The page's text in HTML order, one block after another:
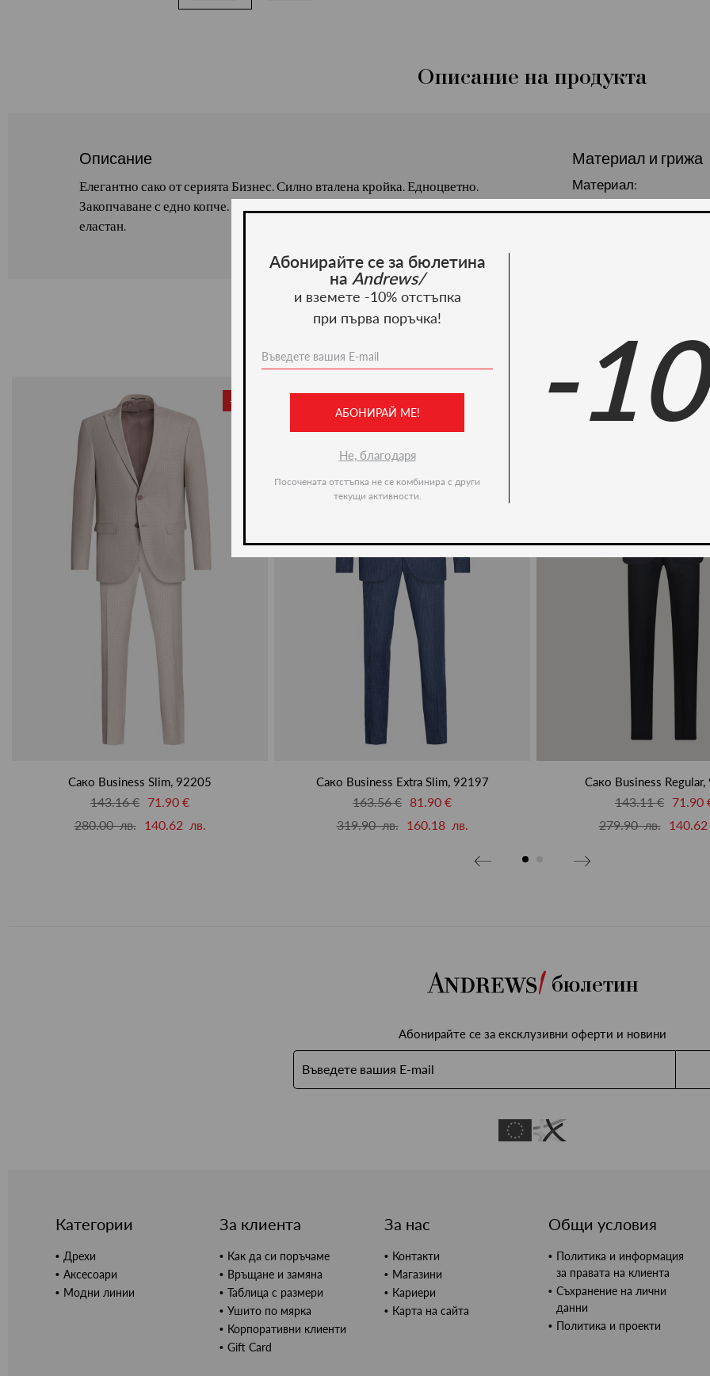
Описание на продукта
Описание
Елегантно сако от серията Бизнес. Силно вталена кройка. Едноцветно.
Закопчаване с едно копче. Състав : 86% Полиестер, 10 % вискоза, 4%
еластан.
Материал и грижа
Материал:
Ние препоръчваме
-50%
Сако Business Slim, 92205
143.16 € 71.90 €
280.00 лв.
140.62 лв.
Сако Business Extra Slim, 92197
163.56 € 81.90 €
319.90 лв.
160.18 лв.
Сако Business
143.11 € 71.90
279.90 лв.
140.62
бюлетин
Абонирайте се за ексклузивни оферти и новини
Категории
Дрехи
Аксесоари
Модни линии
За клиента
Как да си поръчаме
Връщане и замяна
Таблица с размери
Ушито по мярка
Корпоративни клиенти
Gift Card
За нас
Контакти
Магазини
Кариери
Карта на сайта
Общи условия
Политика и информация
за правата на клиента
Съхранение на лични
данни
Политика и проекти
Абонирайте се за бюлетина
на Andrews/
и вземете -10% отстъпка
при първа поръчка!
АБОНИРАЙ МЕ!
Не, благодаря
Посочената отстъпка не се комбинира с други
текущи активности.
-